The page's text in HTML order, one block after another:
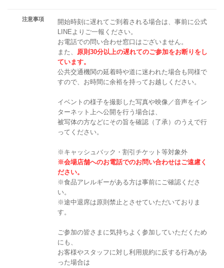
注意事項
開始時刻に遅れてご到着される場合は、事前に公式
LINEよりご一報ください。
お電話での問い合わせ窓口はございません。
また、 原則30分以上の遅れてのご参加をお断りをし
ています。
公共交通機関の延着時や道に迷われた場合も同様で
すので、お時間に余裕を持ってお越しください。
イベントの様子を撮影した写真や映像／音声をイン
ターネット上へ公開を行う場合は、
被写体の方などにその旨を確認（了承）のうえで行
ってください。
※キャッシュバック・割引チケット等対象外
※会場店舗へのお電話でのお問い合わせはご遠慮く
ださい。
※食品アレルギーがある方は事前にご確認くださ
い。
※途中退席は原則禁止とさせていただいておりま
す。
ご参加の皆さまに気持ちよく参加していただくため
にも、
お客様やスタッフに対し利用規約に反する行為があ
った場合は